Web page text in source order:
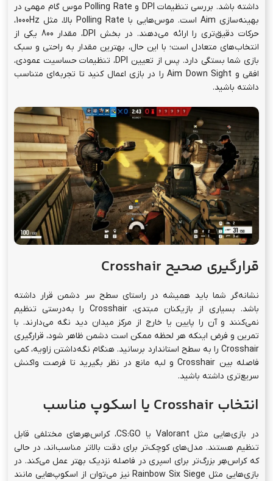
داشته باشد. بررسی تنظیمات DPI و Polling Rate موس گام مهمی در
بهینه‌سازی Aim است. موس‌هایی با Polling Rate بالا، مثل 1000Hz،
حرکات دقیق‌تری را ارائه می‌دهند. در بخش DPI، مقدار 800 یکی از
انتخاب‌های متعادل است؛ با این حال، بهترین مقدار به راحتی و سبک
بازی شما بستگی دارد. پس از تعیین DPI، تنظیمات حساسیت عمودی،
افقی و Aim Down Sight را در بازی اعمال کنید تا تجربه‌ای متناسب
داشته باشید.
قرارگیری صحیح Crosshair
نشانه‌گر شما باید همیشه در راستای سطح سر دشمن قرار داشته
باشد. بسیاری از بازیکنان مبتدی، Crosshair را به‌درستی تنظیم
نمی‌کنند و آن را پایین یا خارج از مرکز میدان دید نگه می‌دارند. با
تمرین و فرض اینکه هر لحظه ممکن است دشمن ظاهر شود، قرارگیری
Crosshair را به سطح استاندارد برسانید. هنگام نگه‌داشتن زاویه، کمی
فاصله بین Crosshair و لبه مانع در نظر بگیرید تا فرصت واکنش
سریع‌تری داشته باشید.
انتخاب Crosshair یا اسکوپ مناسب
در بازی‌هایی مثل Valorant یا CS:GO، کراس‌هِرهای مختلفی قابل
تنظیم هستند. مدل‌های کوچک‌تر برای دقت بالاتر مناسب‌اند، در حالی
که کراس‌هِر بزرگ‌تر برای اسپری در فاصله نزدیک بهتر عمل می‌کند. در
بازی‌هایی مثل Rainbow Six Siege نیز می‌توان از اسکوپ‌هایی مانند